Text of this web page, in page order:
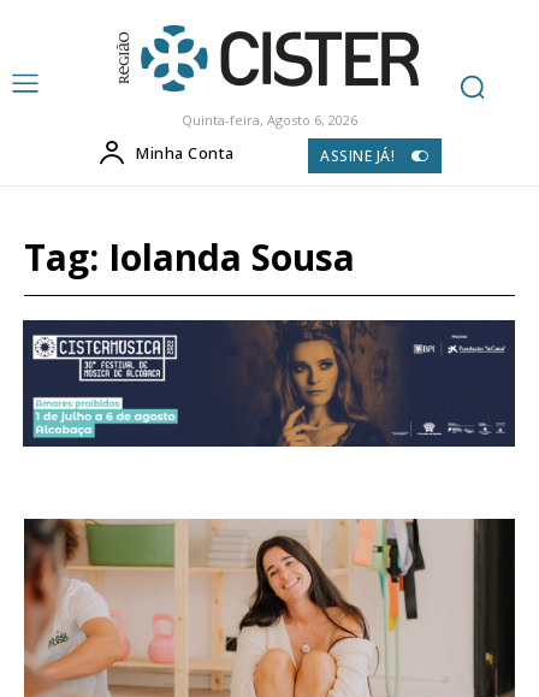
Quinta-feira, Agosto 6, 2026
Minha Conta ASSINE JÁ!
Tag: Iolanda Sousa